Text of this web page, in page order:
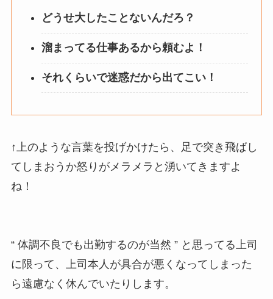
どうせ大したことないんだろ？
溜まってる仕事あるから頼むよ！
それくらいで迷惑だから出てこい！
↑上のような言葉を投げかけたら、足で突き飛ばし
てしまおうか怒りがメラメラと湧いてきますよ
ね！
“ 体調不良でも出勤するのが当然 ” と思ってる上司
に限って、上司本人が具合が悪くなってしまった
ら遠慮なく休んでいたりします。